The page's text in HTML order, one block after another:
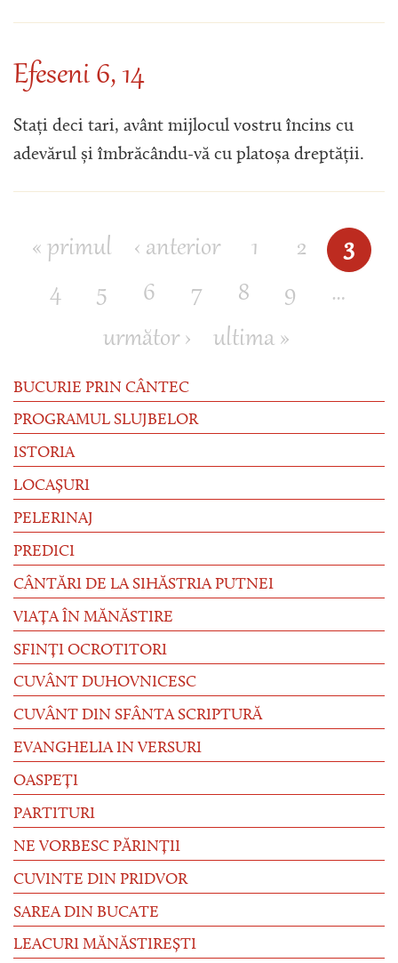
Efeseni 6, 14
Stați deci tari, avânt mijlocul vostru încins cu
adevărul și îmbrăcându-vă cu platoșa dreptății.
Pagini
« primul ‹ anterior 1 2
3
4
5 6 7 8 9
…
următor ›
ultima »
BUCURIE PRIN CÂNTEC
PROGRAMUL SLUJBELOR
ISTORIA
LOCAȘURI
PELERINAJ
PREDICI
CÂNTĂRI DE LA SIHĂSTRIA PUTNEI
VIAȚA ÎN MĂNĂSTIRE
SFINȚI OCROTITORI
CUVÂNT DUHOVNICESC
CUVÂNT DIN SFÂNTA SCRIPTURĂ
EVANGHELIA IN VERSURI
OASPEȚI
PARTITURI
NE VORBESC PĂRINȚII
CUVINTE DIN PRIDVOR
SAREA DIN BUCATE
LEACURI MĂNĂSTIREȘTI